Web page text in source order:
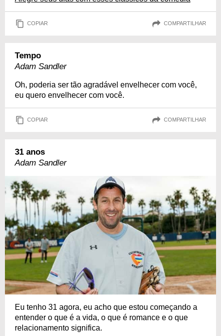
COPIAR COMPARTILHAR
Tempo
Adam Sandler
Oh, poderia ser tão agradável envelhecer com você,
eu quero envelhecer com você.
COPIAR COMPARTILHAR
31 anos
Adam Sandler
Eu tenho 31 agora, eu acho que estou começando a
entender o que é a vida, o que é romance e o que
relacionamento significa.